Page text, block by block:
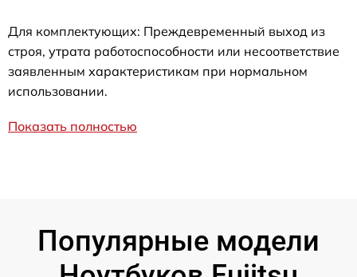
Для комплектующих: Преждевременный выход из
строя, утрата работоспособности или несоответствие
заявленным характеристикам при нормальном
использовании.
Показать полностью
Популярные модели